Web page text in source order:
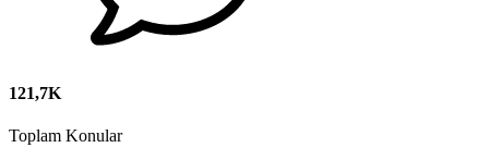
121,7K
Toplam Konular